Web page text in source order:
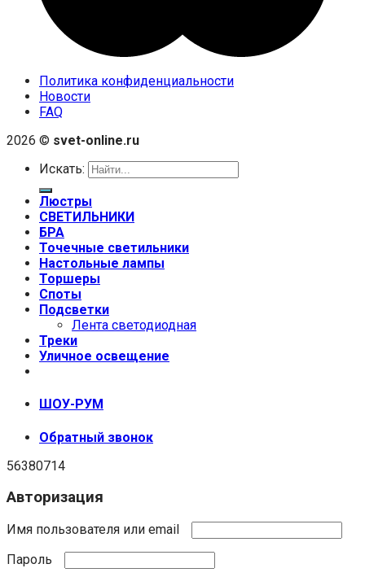
Политика конфиденциальности
Новости
FAQ
2026 © svet-online.ru
Искать:
Люстры
СВЕТИЛЬНИКИ
БРА
Точечные светильники
Настольные лампы
Торшеры
Споты
Подсветки
Лента светодиодная
Треки
Уличное освещение
ШОУ-РУМ
Обратный звонок
56380714
Авторизация
Имя пользователя или email
Пароль